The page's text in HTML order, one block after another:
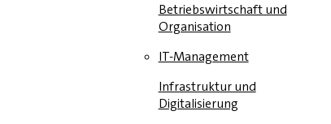
Betriebswirtschaft und
Organisation
IT-Management
Infrastruktur und
Digitalisierung